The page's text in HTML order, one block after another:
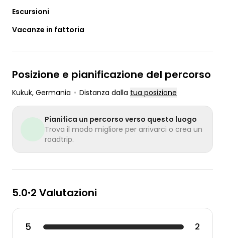
Escursioni
Vacanze in fattoria
Posizione e pianificazione del percorso
Kukuk, Germania • Distanza dalla tua posizione
Pianifica un percorso verso questo luogo
Trova il modo migliore per arrivarci o crea un
roadtrip.
5.0•2 Valutazioni
5 2